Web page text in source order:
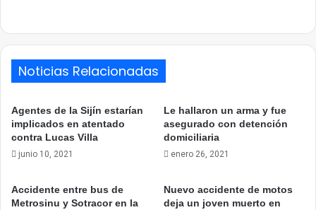
Noticias Relacionadas
Agentes de la Sijín estarían
implicados en atentado
contra Lucas Villa
junio 10, 2021
Le hallaron un arma y fue
asegurado con detención
domiciliaria
enero 26, 2021
Accidente entre bus de
Metrosinu y Sotracor en la
Nuevo accidente de motos
deja un joven muerto en